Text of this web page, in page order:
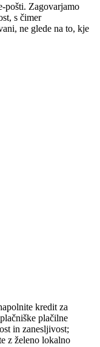
pošti. Zagovarjamo
s čimer
ne glede na to, kje
kredit za
plačilne
in zanesljivost;
z želeno lokalno